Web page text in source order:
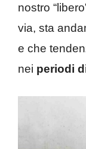
nostro
via, sta
e che
nei periodi